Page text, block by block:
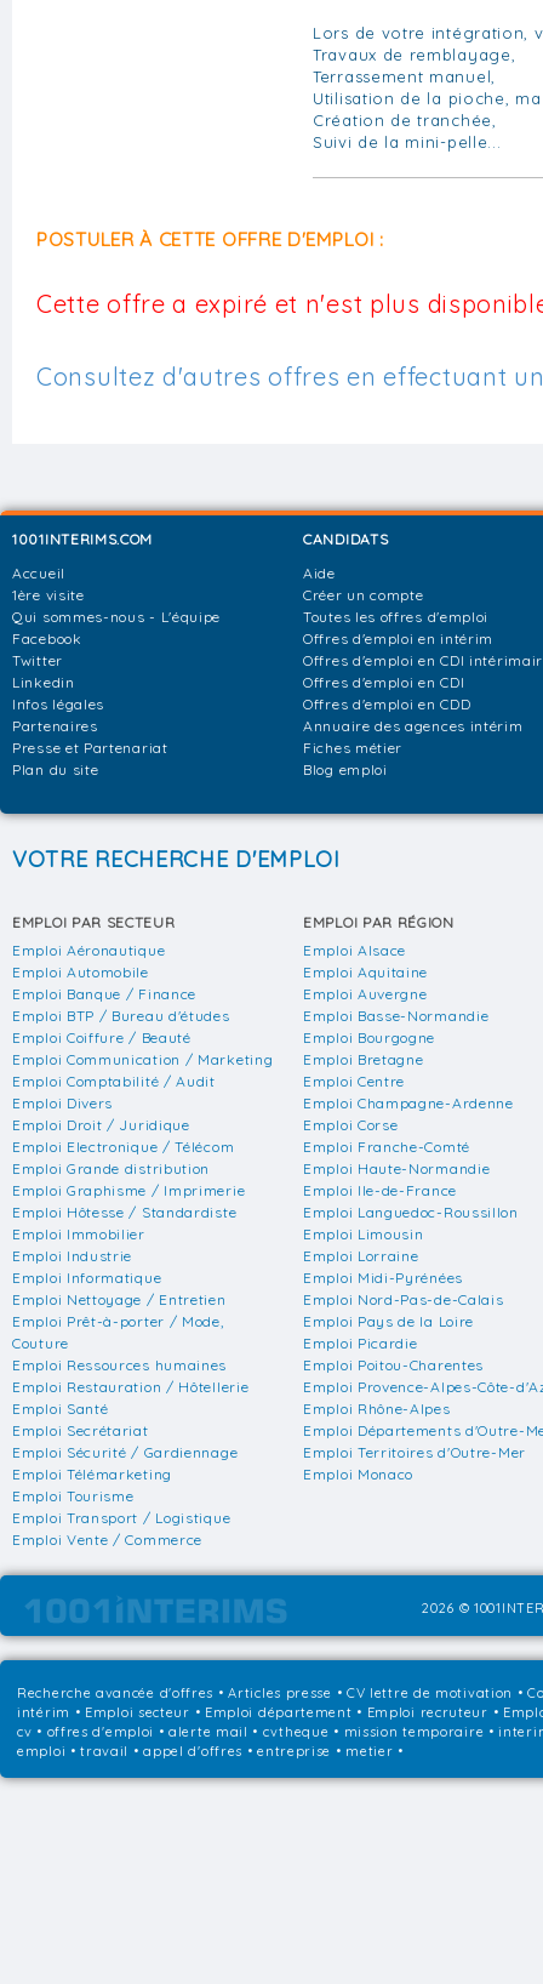
Lors de votre intégration,
Travaux de remblayage,
Terrassement manuel,
Utilisation de la pioche,
Création de tranchée,
Suivi de la mini-pelle...
POSTULER À CETTE OFFRE D'EMPLOI :
Cette offre a expiré et n'est plus
Consultez d'autres offres en effectuant
1001INTERIMS.COM
Accueil
1ère visite
Qui sommes-nous - L'équipe
Facebook
Twitter
Linkedin
Infos légales
Partenaires
Presse et Partenariat
Plan du site
CANDIDATS
Aide
Créer un compte
Toutes les offres d'emploi
Offres d'emploi en intérim
Offres d'emploi en CDI
Offres d'emploi en CDI
Offres d'emploi en CDD
Annuaire des agences intérim
Fiches métier
Blog emploi
VOTRE RECHERCHE D'EMPLOI
EMPLOI PAR SECTEUR
Emploi Aéronautique
Emploi Automobile
Emploi Banque / Finance
Emploi BTP / Bureau d'études
Emploi Coiffure / Beauté
Emploi Communication / Marketing
Emploi Comptabilité / Audit
Emploi Divers
Emploi Droit / Juridique
Emploi Electronique / Télécom
Emploi Grande distribution
Emploi Graphisme / Imprimerie
Emploi Hôtesse / Standardiste
Emploi Immobilier
Emploi Industrie
Emploi Informatique
Emploi Nettoyage / Entretien
Emploi Prêt-à-porter / Mode,
Couture
Emploi Ressources humaines
Emploi Restauration / Hôtellerie
Emploi Santé
Emploi Secrétariat
Emploi Sécurité / Gardiennage
Emploi Télémarketing
Emploi Tourisme
Emploi Transport / Logistique
Emploi Vente / Commerce
EMPLOI PAR RÉGION
Emploi Alsace
Emploi Aquitaine
Emploi Auvergne
Emploi Basse-Normandie
Emploi Bourgogne
Emploi Bretagne
Emploi Centre
Emploi Champagne-Ardenne
Emploi Corse
Emploi Franche-Comté
Emploi Haute-Normandie
Emploi Ile-de-France
Emploi Languedoc-Roussillon
Emploi Limousin
Emploi Lorraine
Emploi Midi-Pyrénées
Emploi Nord-Pas-de-Calais
Emploi Pays de la Loire
Emploi Picardie
Emploi Poitou-Charentes
Emploi Provence-Alpes-Côte-
Emploi Rhône-Alpes
Emploi Départements d'Outre-
Emploi Territoires d'Outre-Mer
Emploi Monaco
2026 ©
Recherche avancée d'offres •Articles presse • CV lettre de motivation •
intérim • Emploi secteur • Emploi département • Emploi recruteur •
cv • offres d'emploi • alerte mail • cvtheque • mission temporaire •
emploi • travail • appel d'offres • entreprise • metier •